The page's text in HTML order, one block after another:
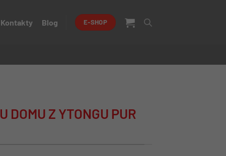
Kontakty Blog E-SHOP
DOMU Z YTONGU PUR